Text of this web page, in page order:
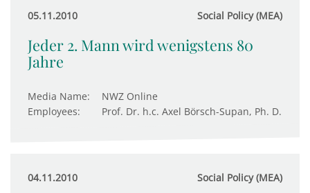
05.11.2010 Social Policy (MEA)
Jeder 2. Mann wird wenigstens 80
Jahre
Media Name:
NWZ Online
Employees:
Prof. Dr. h.c. Axel Börsch-Supan, Ph. D.
04.11.2010 Social Policy (MEA)